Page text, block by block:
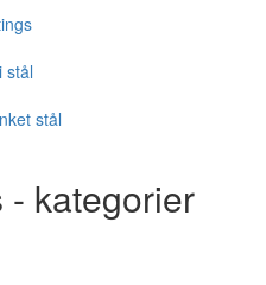
stål
stål
- kategorier